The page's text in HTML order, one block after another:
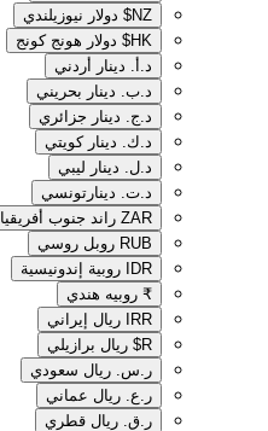
NZ$
دولار نيوزيلندي
HK$
دولار هونج كونج
د.أ.‏ دينار أردني
د.ب.‏ دينار بحريني
د.ج.‏ دينار جزائري
د.ك.‏ دينار كويتي
د.ل.‏ دينار ليبي
د.ت.‏ دينارتونسي
ZAR راند جنوب أفريقيا
RUB روبل روسي
IDR
روبية إندونيسية
₹ روبيه هندي
IRR
ريال إيراني
R$
ريال برازيلي
ر.س.‏ ريال سعودي
ر.ع.‏ ريال عماني
ر.ق.‏ ريال قطري